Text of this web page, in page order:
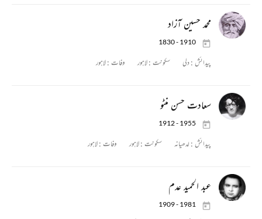
محمد حسین آزاد
1830 - 1910
پیدائش :دلی سکونت :لاہور وفات :لاہور
سعادت حسن منٹو
1912 - 1955
پیدائش : لدھیانہ سکونت :لاہور وفات :لاہور
عبد الحمید عدم
1909 - 1981